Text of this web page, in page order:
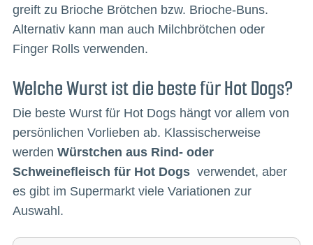
greift zu Brioche Brötchen bzw. Brioche-Buns.
Alternativ kann man auch Milchbrötchen oder
Finger Rolls verwenden.
Welche Wurst ist die beste für Hot Dogs?
Die beste Wurst für Hot Dogs hängt vor allem von
persönlichen Vorlieben ab. Klassischerweise
werden Würstchen aus Rind- oder
Schweinefleisch für Hot Dogs verwendet, aber
es gibt im Supermarkt viele Variationen zur
Auswahl.